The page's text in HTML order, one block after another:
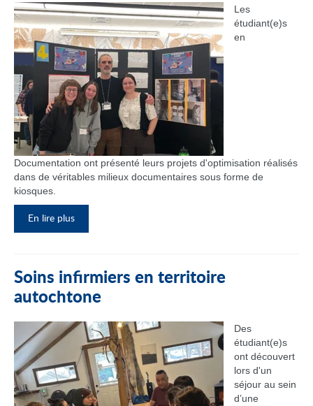
Les
étudiant(e)s
en
Documentation ont présenté leurs projets d'optimisation réalisés
dans de véritables milieux documentaires sous forme de
kiosques.
En lire plus
Soins infirmiers en territoire
autochtone
Des
étudiant(e)s
ont découvert
lors d'un
séjour au sein
d’une